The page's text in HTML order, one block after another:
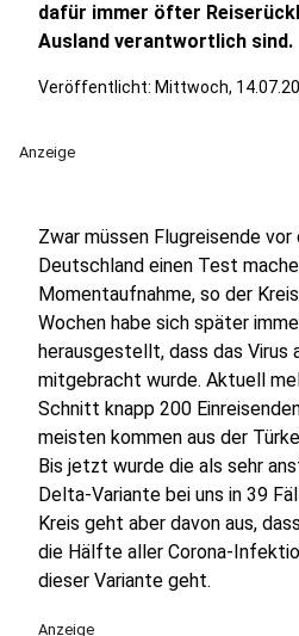
dafür immer öfter
Ausland verantwortlich sind.
Veröffentlicht: Mittwoch,
Anzeige
Zwar müssen Flugreisende
Deutschland einen Test
Momentaufnahme, so der
Wochen habe sich später
herausgestellt, dass das Virus
mitgebracht wurde. Aktuell
Schnitt knapp 200
meisten kommen aus der
Bis jetzt wurde die als sehr
Delta-Variante bei uns in 39
Kreis geht aber davon aus,
die Hälfte aller Corona-
dieser Variante geht.
Anzeige